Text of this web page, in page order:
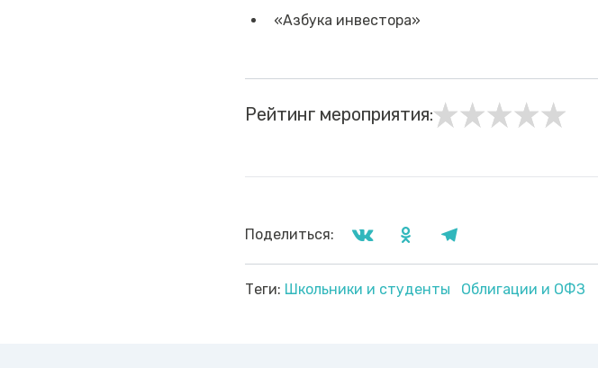
«Азбука инвестора»
Рейтинг мероприятия:
Поделиться:
Теги: Школьники и студенты Облигации и ОФЗ